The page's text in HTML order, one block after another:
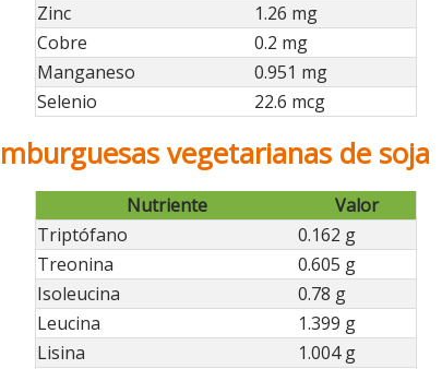
Zinc
1.26 mg
Cobre
0.2 mg
Manganeso
0.951 mg
Selenio
22.6 mcg
vegetarianas de soja
Nutriente
Valor
Triptófano
0.162 g
Treonina
0.605 g
Isoleucina
0.78 g
Leucina
1.399 g
Lisina
1.004 g